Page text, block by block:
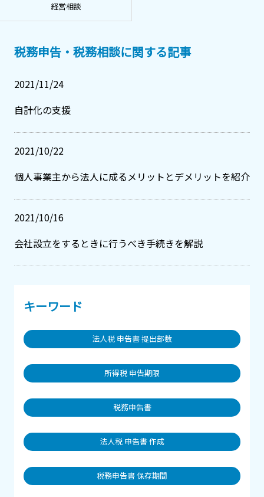
経営相談
税務申告・税務相談に関する記事
2021/11/24
自計化の支援
2021/10/22
個人事業主から法人に成るメリットとデメリットを紹介
2021/10/16
会社設立をするときに行うべき手続きを解説
キーワード
法人税 申告書 提出部数
所得税 申告期限
税務申告書
法人税 申告書 作成
税務申告書 保存期間